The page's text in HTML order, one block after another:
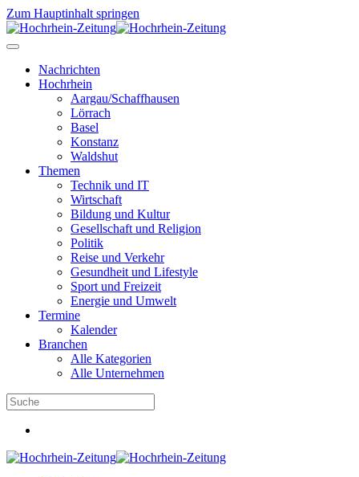
Zum Hauptinhalt springen
Nachrichten
Hochrhein
Aargau/Schaffhausen
Lörrach
Basel
Konstanz
Waldshut
Themen
Technik und IT
Wirtschaft
Bildung und Kultur
Gesellschaft und Religion
Politik
Reise und Verkehr
Gesundheit und Lifestyle
Sport und Freizeit
Energie und Umwelt
Termine
Kalender
Branchen
Alle Kategorien
Alle Unternehmen